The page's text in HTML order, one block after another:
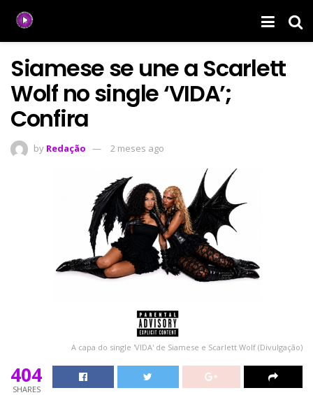
Siamese se une a Scarlett
Wolf no single ‘VIDA’;
Confira
by Redação 2 meses ago
A capa do single 'VIDA' de Siamese e Scarlett Wolf (Divulgação)
404
SHARES